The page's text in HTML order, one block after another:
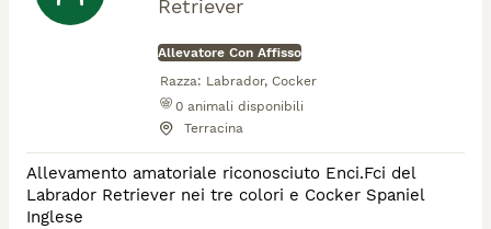
Retriever
Allevatore Con Affisso
Razza: Labrador, Cocker
0 animali disponibili
Terracina
Allevamento amatoriale riconosciuto Enci.Fci del
Labrador Retriever nei tre colori e Cocker Spaniel
Inglese